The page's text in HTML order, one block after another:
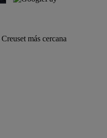
más cercana